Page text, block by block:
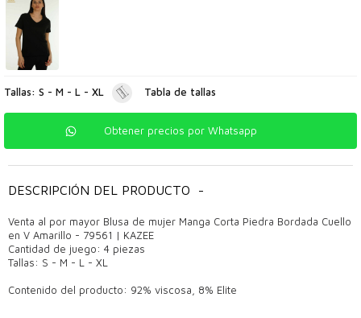
Tallas: S - M - L - XL Tabla de tallas
Obtener precios por Whatsapp
DESCRIPCIÓN DEL PRODUCTO -
Venta al por mayor Blusa de mujer Manga Corta Piedra Bordada Cuello
en V Amarillo - 79561 | KAZEE
Cantidad de juego: 4 piezas
Tallas: S - M - L - XL
Contenido del producto: 92% viscosa, 8% Elite